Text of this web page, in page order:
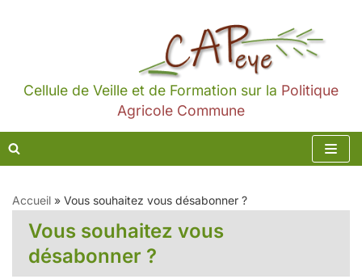
contenu
Cellule de Veille et de Formation sur la Politique
Agricole Commune
Accueil » Vous souhaitez vous désabonner ?
Vous souhaitez vous
désabonner ?